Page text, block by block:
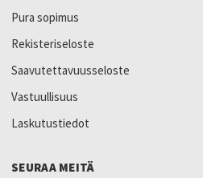
Pura sopimus
Rekisteriseloste
Saavutettavuusseloste
Vastuullisuus
Laskutustiedot
SEURAA MEITÄ